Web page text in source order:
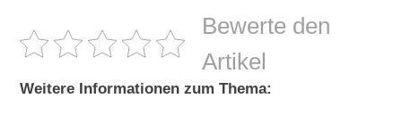
Bewerte den
Artikel
Weitere Informationen zum Thema: